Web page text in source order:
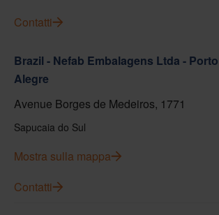
Contatti
Brazil - Nefab Embalagens Ltda - Porto
Alegre
Avenue Borges de Medeiros, 1771
Sapucaia do Sul
Mostra sulla mappa
Contatti